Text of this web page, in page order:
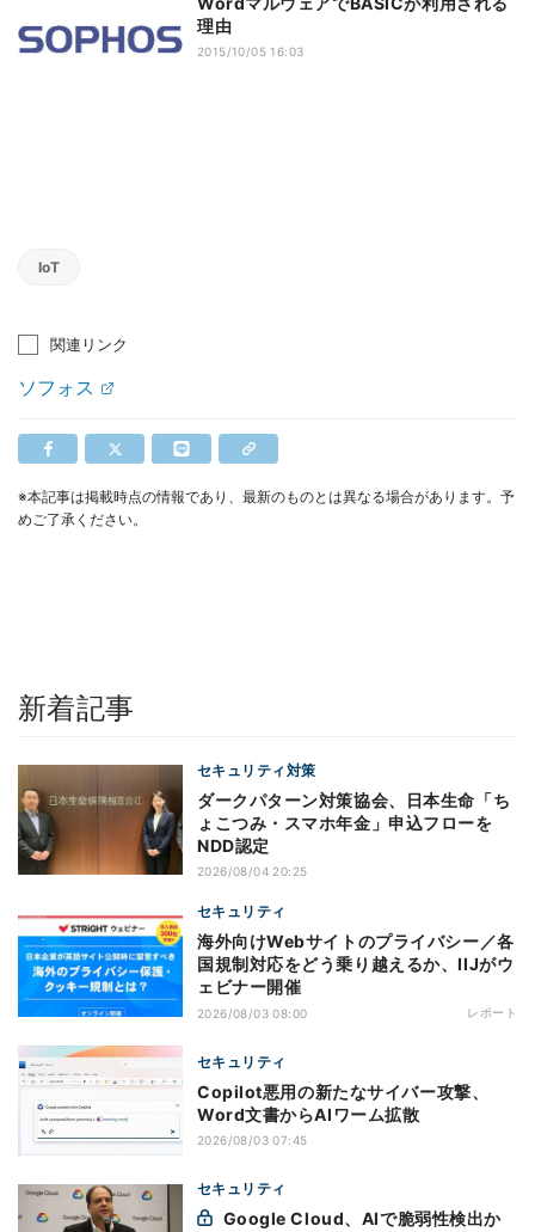
理由
2015/10/05 16:03
IoT
関連リンク
ソフォス
※本記事は掲載時点の情報であり、最新のものとは異なる場合があります。予
めご了承ください。
新着記事
セキュリティ対策
ダークパターン対策協会、日本生命「ち
ょこつみ・スマホ年金」申込フローを
NDD認定
2026/08/04 20:25
セキュリティ
海外向けWebサイトのプライバシー／各
国規制対応をどう乗り越えるか、IIJがウ
ェビナー開催
2026/08/03 08:00 レポート
セキュリティ
Copilot悪用の新たなサイバー攻撃、
Word文書からAIワーム拡散
2026/08/03 07:45
セキュリティ